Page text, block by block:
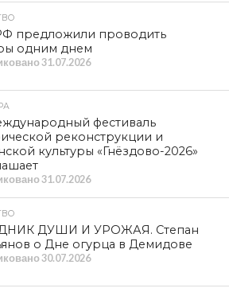
предложили проводить
одним днем
31.07.2026
фестиваль
реконструкции и
культуры «Гнёздово-2026»
31.07.2026
ДУШИ И УРОЖАЯ. Степан
о Дне огурца в Демидове
30.07.2026